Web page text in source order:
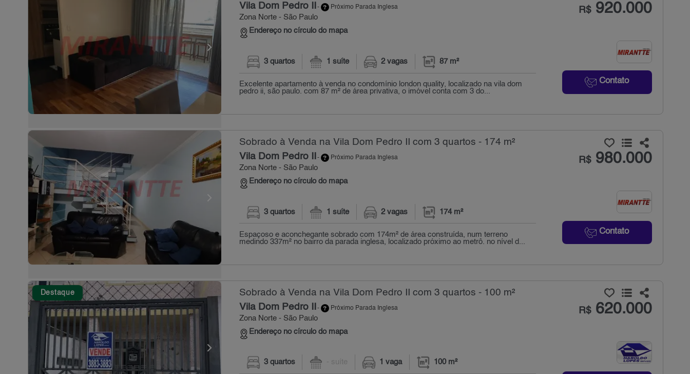
Vila Dom Pedro II - Próximo Parada Inglesa
Zona Norte - São Paulo
Endereço no círculo do mapa
R$920.000
Contato
3 quartos 1 suíte 2 vagas 87 m²
Excelente apartamento à venda no condomínio london quality, localizado na vila dom
pedro ii, são paulo. com 87 m² de área privativa, o imóvel conta com 3 do...
Sobrado à Venda na Vila Dom Pedro II com 3 quartos - 174 m²
Vila Dom Pedro II - Próximo Parada Inglesa
Zona Norte - São Paulo
Endereço no círculo do mapa
R$980.000
Contato
3 quartos 1 suíte 2 vagas 174 m²
Espaçoso e aconchegante sobrado com 174m² de área construída, num terreno
medindo 337m² no bairro da parada inglesa, localizado próximo ao metrô. no nível d...
Destaque Sobrado à Venda na Vila Dom Pedro II com 3 quartos - 100 m²
Vila Dom Pedro II - Próximo Parada Inglesa
Zona Norte - São Paulo
Endereço no círculo do mapa
R$620.000
3 quartos - suíte 1 vaga 100 m²